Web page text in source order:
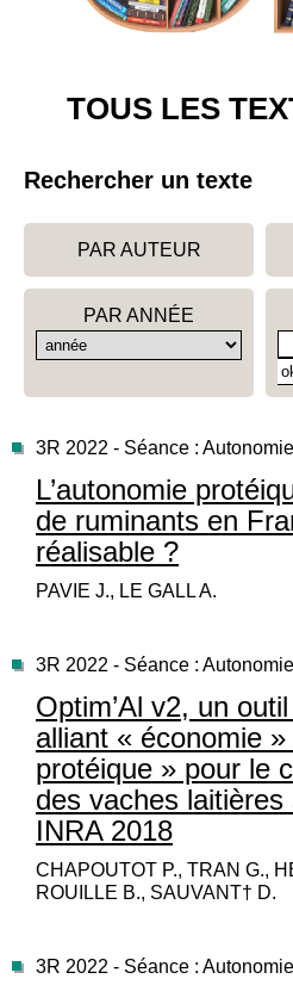
TOUS LES
Rechercher un texte
PAR AUTEUR
PAR ANNÉE
3R 2022 - Séance :
L’autonomie
de ruminants en
réalisable ?
PAVIE J., LE GALL A.
3R 2022 - Séance :
Optim’Al v2, un
alliant « économie
protéique » pour le
des vaches
INRA 2018
CHAPOUTOT P., TRAN G.,
ROUILLE B., SAUVANT† D.
3R 2022 - Séance :